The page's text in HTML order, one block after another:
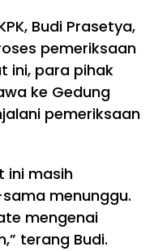
Budi Prasetya,
pemeriksaan
ini, para pihak
ke Gedung
pemeriksaan
ini masih
menunggu.
mengenai
terang Budi.